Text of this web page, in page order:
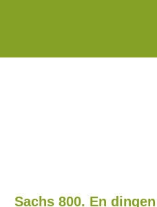
Sachs 800. En